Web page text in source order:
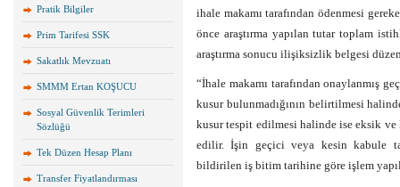
Pratik Bilgiler
Prim Tarifesi SSK
Sakatlık Mevzuatı
SMMM Ertan KOŞUCU
Sosyal Güvenlik Terimleri
Sözlüğü
Tek Düzen Hesap Planı
Transfer Fiyatlandırması
ihale makamı tarafından ödenmesi
önce araştırma yapılan tutar toplam
araştırma sonucu ilişiksizlik belgesi
“İhale makamı tarafından onaylanmış
kusur bulunmadığının belirtilmesi
kusur tespit edilmesi halinde ise eksik
edilir. İşin geçici veya kesin kabule
bildirilen iş bitim tarihine göre işlem